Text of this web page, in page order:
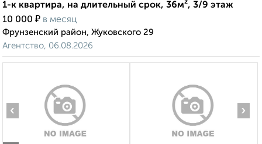
1-к квартира, на длительный срок, 36м², 3/9 этаж
10 000 ₽ в месяц
Фрунзенский район, Жуковского 29
Агентство, 06.08.2026
‹ ›